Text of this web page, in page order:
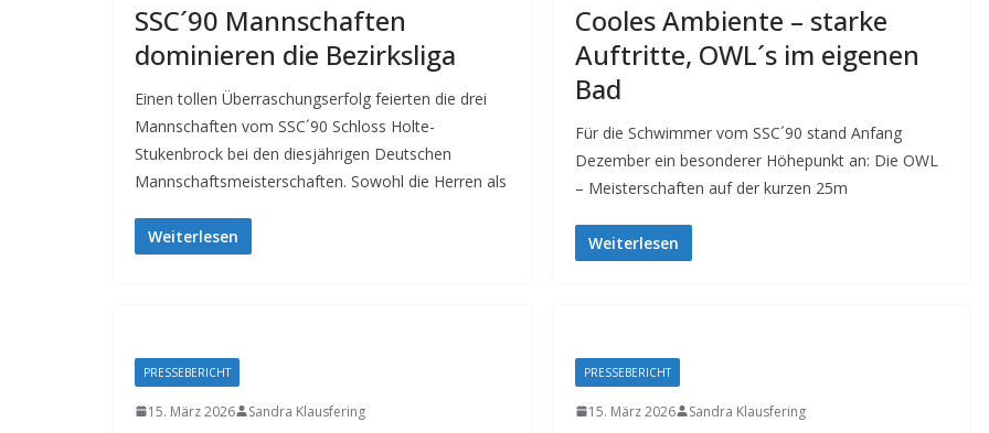
SSC´90 Mannschaften
dominieren die Bezirksliga
Einen tollen Überraschungserfolg feierten die drei
Mannschaften vom SSC´90 Schloss Holte-
Stukenbrock bei den diesjährigen Deutschen
Mannschaftsmeisterschaften. Sowohl die Herren als
Weiterlesen
Cooles Ambiente – starke
Auftritte, OWL´s im eigenen
Bad
Für die Schwimmer vom SSC´90 stand Anfang
Dezember ein besonderer Höhepunkt an: Die OWL
– Meisterschaften auf der kurzen 25m
Weiterlesen
PRESSEBERICHT
15. März 2026 Sandra Klausfering
PRESSEBERICHT
15. März 2026 Sandra Klausfering